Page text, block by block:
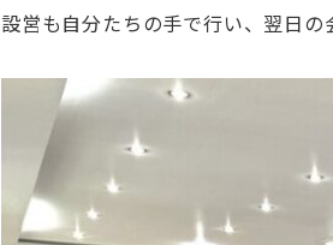
設営も自分たちの手で行い、翌日の